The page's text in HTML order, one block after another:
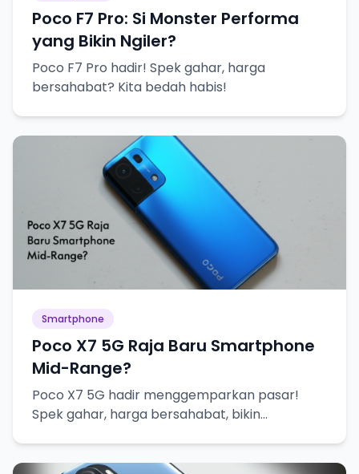
Poco F7 Pro: Si Monster Performa
yang Bikin Ngiler?
Poco F7 Pro hadir! Spek gahar, harga
bersahabat? Kita bedah habis!
Smartphone
Poco X7 5G Raja Baru Smartphone
Mid-Range?
Poco X7 5G hadir menggemparkan pasar!
Spek gahar, harga bersahabat, bikin